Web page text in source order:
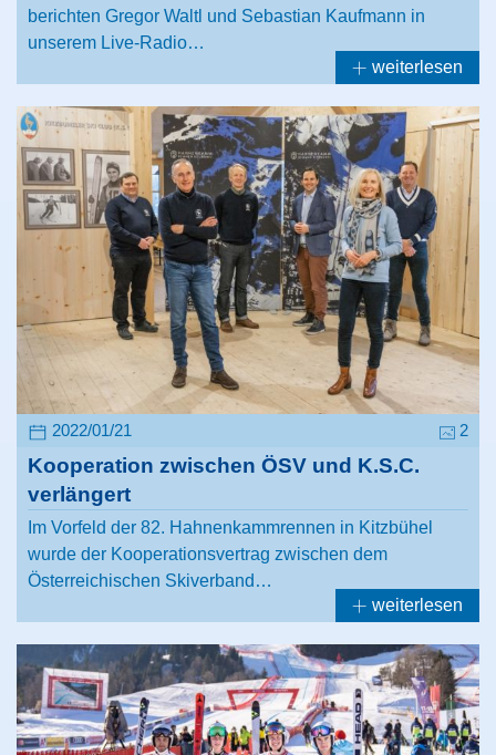
berichten Gregor Waltl und Sebastian Kaufmann in
unserem Live-Radio…
weiterlesen
2022/01/21 2
Kooperation zwischen ÖSV und K.S.C.
verlängert
Im Vorfeld der 82. Hahnenkammrennen in Kitzbühel
wurde der Kooperationsvertrag zwischen dem
Österreichischen Skiverband…
weiterlesen